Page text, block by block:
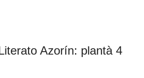
Azorín: plantà 4